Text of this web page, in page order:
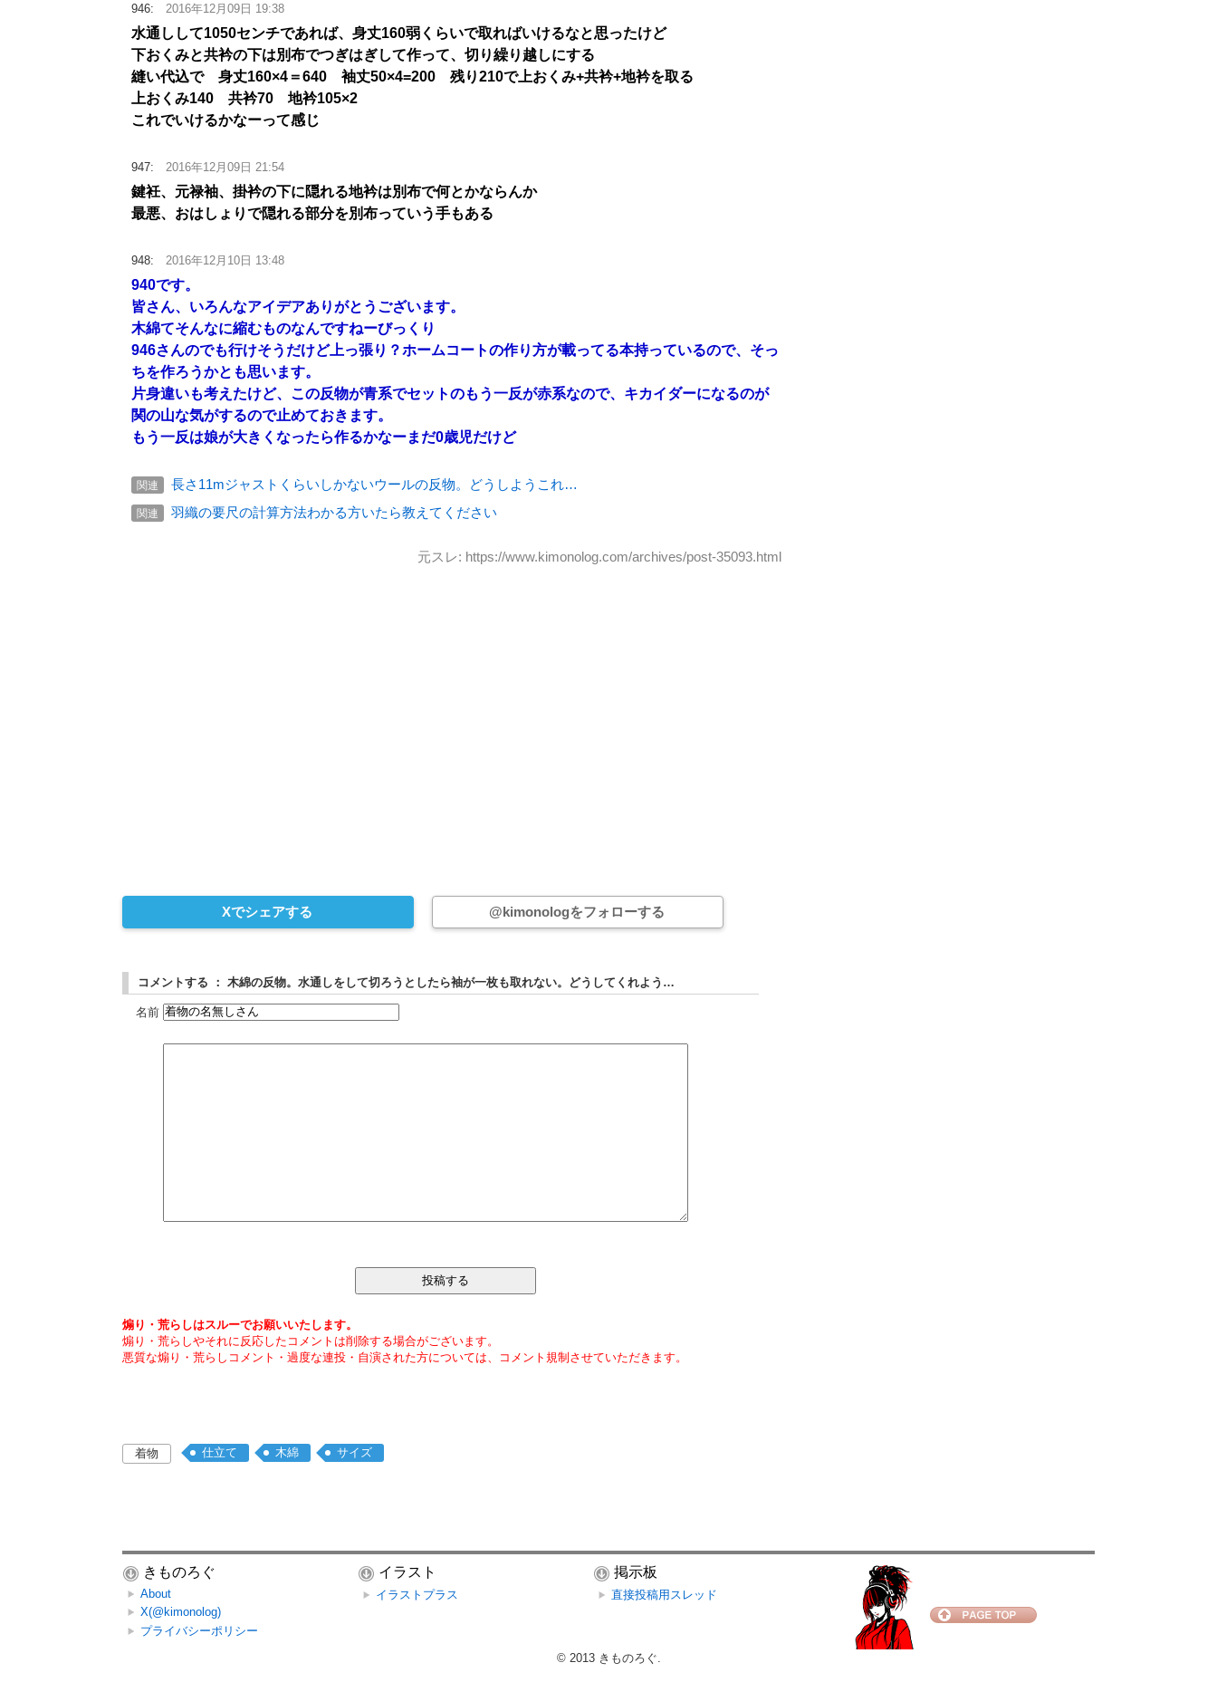
946: 2016年12月09日 19:38
水通しして1050センチであれば、身丈160弱くらいで取ればいけるなと思ったけど
下おくみと共衿の下は別布でつぎはぎして作って、切り繰り越しにする
縫い代込で 身丈160×4＝640 袖丈50×4=200 残り210で上おくみ+共衿+地衿を取る
上おくみ140 共衿70 地衿105×2
これでいけるかなーって感じ
947: 2016年12月09日 21:54
鍵衽、元禄袖、掛衿の下に隠れる地衿は別布で何とかならんか
最悪、おはしょりで隠れる部分を別布っていう手もある
948: 2016年12月10日 13:48
940です。
皆さん、いろんなアイデアありがとうございます。
木綿てそんなに縮むものなんですねーびっくり
946さんのでも行けそうだけど上っ張り？ホームコートの作り方が載ってる本持っているので、そっ
ちを作ろうかとも思います。
片身違いも考えたけど、この反物が青系でセットのもう一反が赤系なので、キカイダーになるのが
関の山な気がするので止めておきます。
もう一反は娘が大きくなったら作るかなーまだ0歳児だけど
関連 長さ11mジャストくらいしかないウールの反物。どうしようこれ…
関連 羽織の要尺の計算方法わかる方いたら教えてください
元スレ: https://www.kimonolog.com/archives/post-35093.html
Xでシェアする @kimonologをフォローする
コメントする ： 木綿の反物。水通しをして切ろうとしたら袖が一枚も取れない。どうしてくれよう…
名前
煽り・荒らしはスルーでお願いいたします。
煽り・荒らしやそれに反応したコメントは削除する場合がございます。
悪質な煽り・荒らしコメント・過度な連投・自演された方については、コメント規制させていただきます。
着物 仕立て 木綿 サイズ
きものろぐ
About
X(@kimonolog)
プライバシーポリシー
イラスト
イラストプラス
掲示板
直接投稿用スレッド
© 2013 きものろぐ.